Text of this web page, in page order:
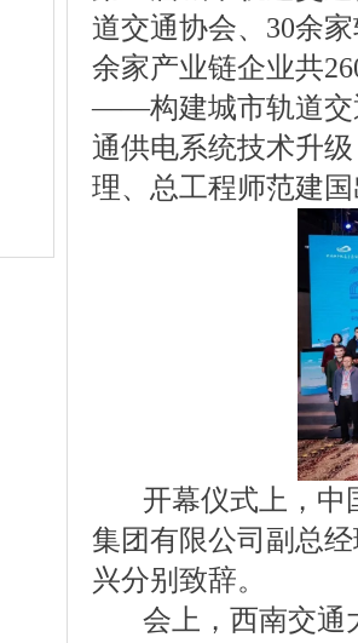
道交通协会、30余
余家产业链企业共
——构建城市轨道交
通供电系统技术升
理、总工程师范建
开幕仪式上，中
集团有限公司副总
兴分别致辞。
会上，西南交通